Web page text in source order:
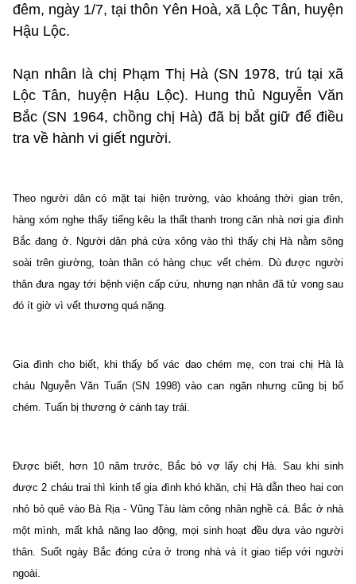
đêm, ngày 1/7, tại thôn Yên Hoà, xã Lộc Tân, huyện
Hậu Lộc.
Nạn nhân là chị Phạm Thị Hà (SN 1978, trú tại xã
Lộc Tân, huyện Hậu Lộc). Hung thủ Nguyễn Văn
Bắc (SN 1964, chồng chị Hà) đã bị bắt giữ để điều
tra về hành vi giết người.
Theo người dân có mặt tại hiện trường, vào khoảng thời gian trên,
hàng xóm nghe thấy tiếng kêu la thất thanh trong căn nhà nơi gia đình
Bắc đang ở. Người dân phá cửa xông vào thì thấy chị Hà nằm sõng
soài trên giường, toàn thân có hàng chục vết chém. Dù được người
thân đưa ngay tới bệnh viện cấp cứu, nhưng nạn nhân đã tử vong sau
đó ít giờ vì vết thương quá nặng.
Gia đình cho biết, khi thấy bố vác dao chém mẹ, con trai chị Hà là
cháu Nguyễn Văn Tuấn (SN 1998) vào can ngăn nhưng cũng bị bố
chém. Tuấn bị thương ở cánh tay trái.
Được biết, hơn 10 năm trước, Bắc bỏ vợ lấy chị Hà. Sau khi sinh
được 2 cháu trai thì kinh tế gia đình khó khăn, chị Hà dẫn theo hai con
nhỏ bỏ quê vào Bà Rịa - Vũng Tàu làm công nhân nghề cá. Bắc ở nhà
một mình, mất khả năng lao động, mọi sinh hoạt đều dựa vào người
thân. Suốt ngày Bắc đóng cửa ở trong nhà và ít giao tiếp với người
ngoài.